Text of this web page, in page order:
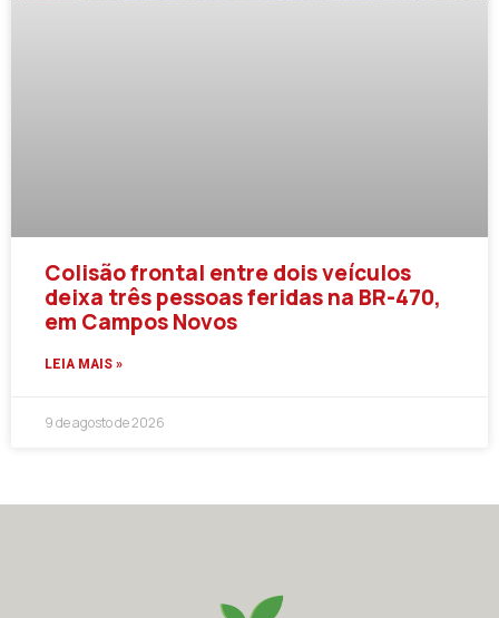
Colisão frontal entre dois veículos
deixa três pessoas feridas na BR-470,
em Campos Novos
LEIA MAIS »
9 de agosto de 2026